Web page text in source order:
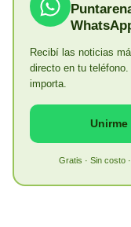
Recibí las noticias
directo en tu
importa.
Gratis · Sin costo